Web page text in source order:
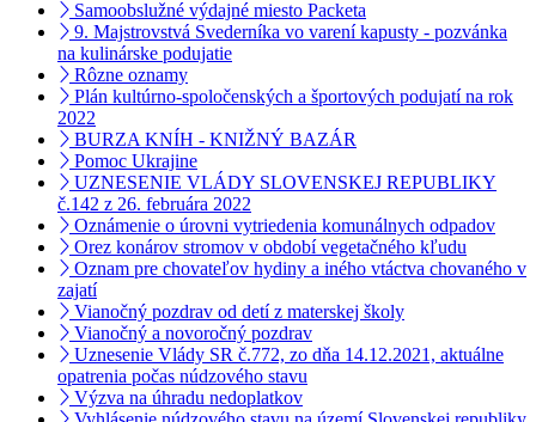
Samoobslužné výdajné miesto Packeta
9. Majstrovstvá Svederníka vo varení kapusty - pozvánka
na kulinárske podujatie
Rôzne oznamy
Plán kultúrno-spoločenských a športových podujatí na rok
2022
BURZA KNÍH - KNIŽNÝ BAZÁR
Pomoc Ukrajine
UZNESENIE VLÁDY SLOVENSKEJ REPUBLIKY
č.142 z 26. februára 2022
Oznámenie o úrovni vytriedenia komunálnych odpadov
Orez konárov stromov v období vegetačného kľudu
Oznam pre chovateľov hydiny a iného vtáctva chovaného v
zajatí
Vianočný pozdrav od detí z materskej školy
Vianočný a novoročný pozdrav
Uznesenie Vlády SR č.772, zo dňa 14.12.2021, aktuálne
opatrenia počas núdzového stavu
Výzva na úhradu nedoplatkov